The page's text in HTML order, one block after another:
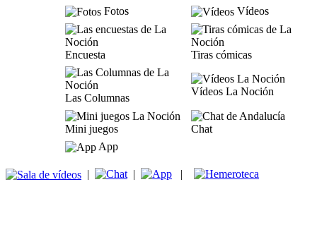
Fotos
Vídeos
Encuesta Tiras cómicas
Las Columnas
Vídeos La Noción
Mini juegos
Chat
App
| | |